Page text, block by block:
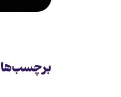
برچسب‌ها